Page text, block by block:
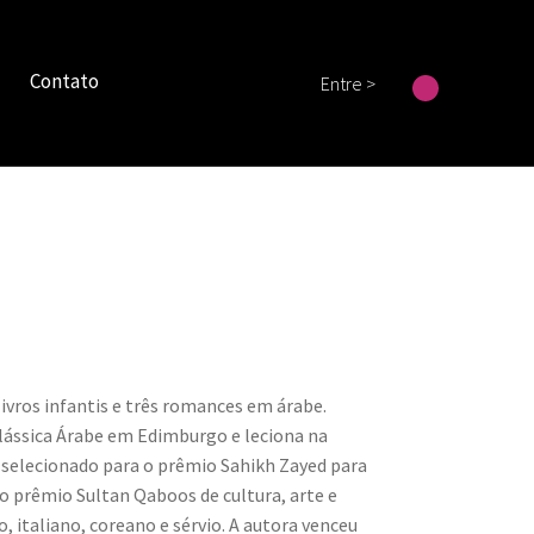
Contato Entre >
infantis e três romances em árabe.
Árabe em Edimburgo e leciona na
para o prêmio Sahikh Zayed para
prêmio Sultan Qaboos de cultura, arte e
coreano e sérvio. A autora venceu